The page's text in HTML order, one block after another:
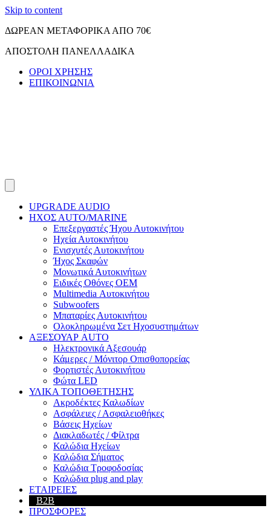
Skip to content
ΔΩΡΕΑΝ ΜΕΤΑΦΟΡΙΚΑ ΑΠΟ 70€
ΑΠΟΣΤΟΛΗ ΠΑΝΕΛΛΑΔΙΚΑ
ΟΡΟΙ ΧΡΗΣΗΣ
ΕΠΙΚΟΙΝΩΝΙΑ
UPGRADE AUDIO
ΗΧΟΣ ΑUTO/MARINE
Επεξεργαστές Ήχου Αυτοκινήτου
Ηχεία Αυτοκινήτου
Ενισχυτές Αυτοκινήτου
Ήχος Σκαφών
Μονωτικά Αυτοκινήτων
Ειδικές Οθόνες OEM
Multimedia Αυτοκινήτου
Subwoofers
Μπαταρίες Αυτοκινήτου
Ολοκληρωμένα Σετ Ηχοσυστημάτων
ΑΞΕΣΟΥΑΡ AUTO
Ηλεκτρονικά Αξεσουάρ
Κάμερες / Μόνιτορ Οπισθοπορείας
Φορτιστές Αυτοκινήτου
Φώτα LED
ΥΛΙΚΑ ΤΟΠΟΘΕΤΗΣΗΣ
Ακροδέκτες Καλωδίων
Ασφάλειες / Ασφαλειοθήκες
Βάσεις Ηχείων
Διακλαδωτές / Φίλτρα
Καλώδια Ηχείων
Καλώδια Σήματος
Καλώδια Τροφοδοσίας
Καλώδια plug and play
ΕΤΑΙΡΕΙΕΣ
B2B
ΠΡΟΣΦΟΡΕΣ